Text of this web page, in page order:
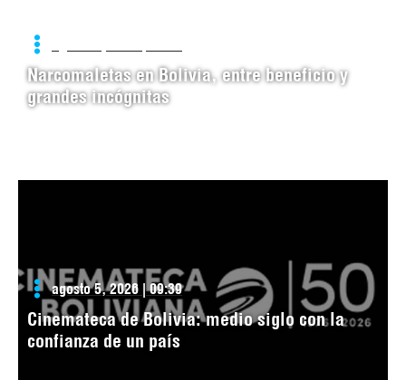
Narcomaletas en Bolivia, entre beneficio y
grandes incógnitas
agosto 5, 2026 | 09:39
Cinemateca de Bolivia: medio siglo con la
confianza de un país